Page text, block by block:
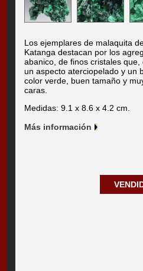
Los ejemplares de malaquita
Katanga destacan por los
abanico, de finos cristales
un aspecto aterciopelado y un
color verde, buen tamaño y
caras.
Medidas: 9.1 x 8.6 x 4.2 cm.
Más información